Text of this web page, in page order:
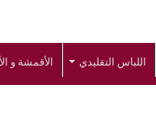
اللباس التقليدي الأقمشة و